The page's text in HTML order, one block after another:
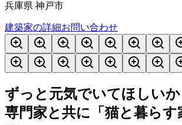
兵庫県 神戸市
建築家の詳細お問い合わせ
ずっと元気でいてほしいか
専門家と共に「猫と暮らす